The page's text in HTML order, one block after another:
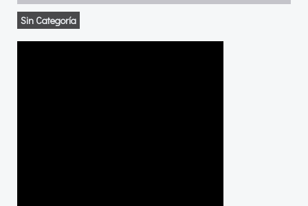
Sin Categoría